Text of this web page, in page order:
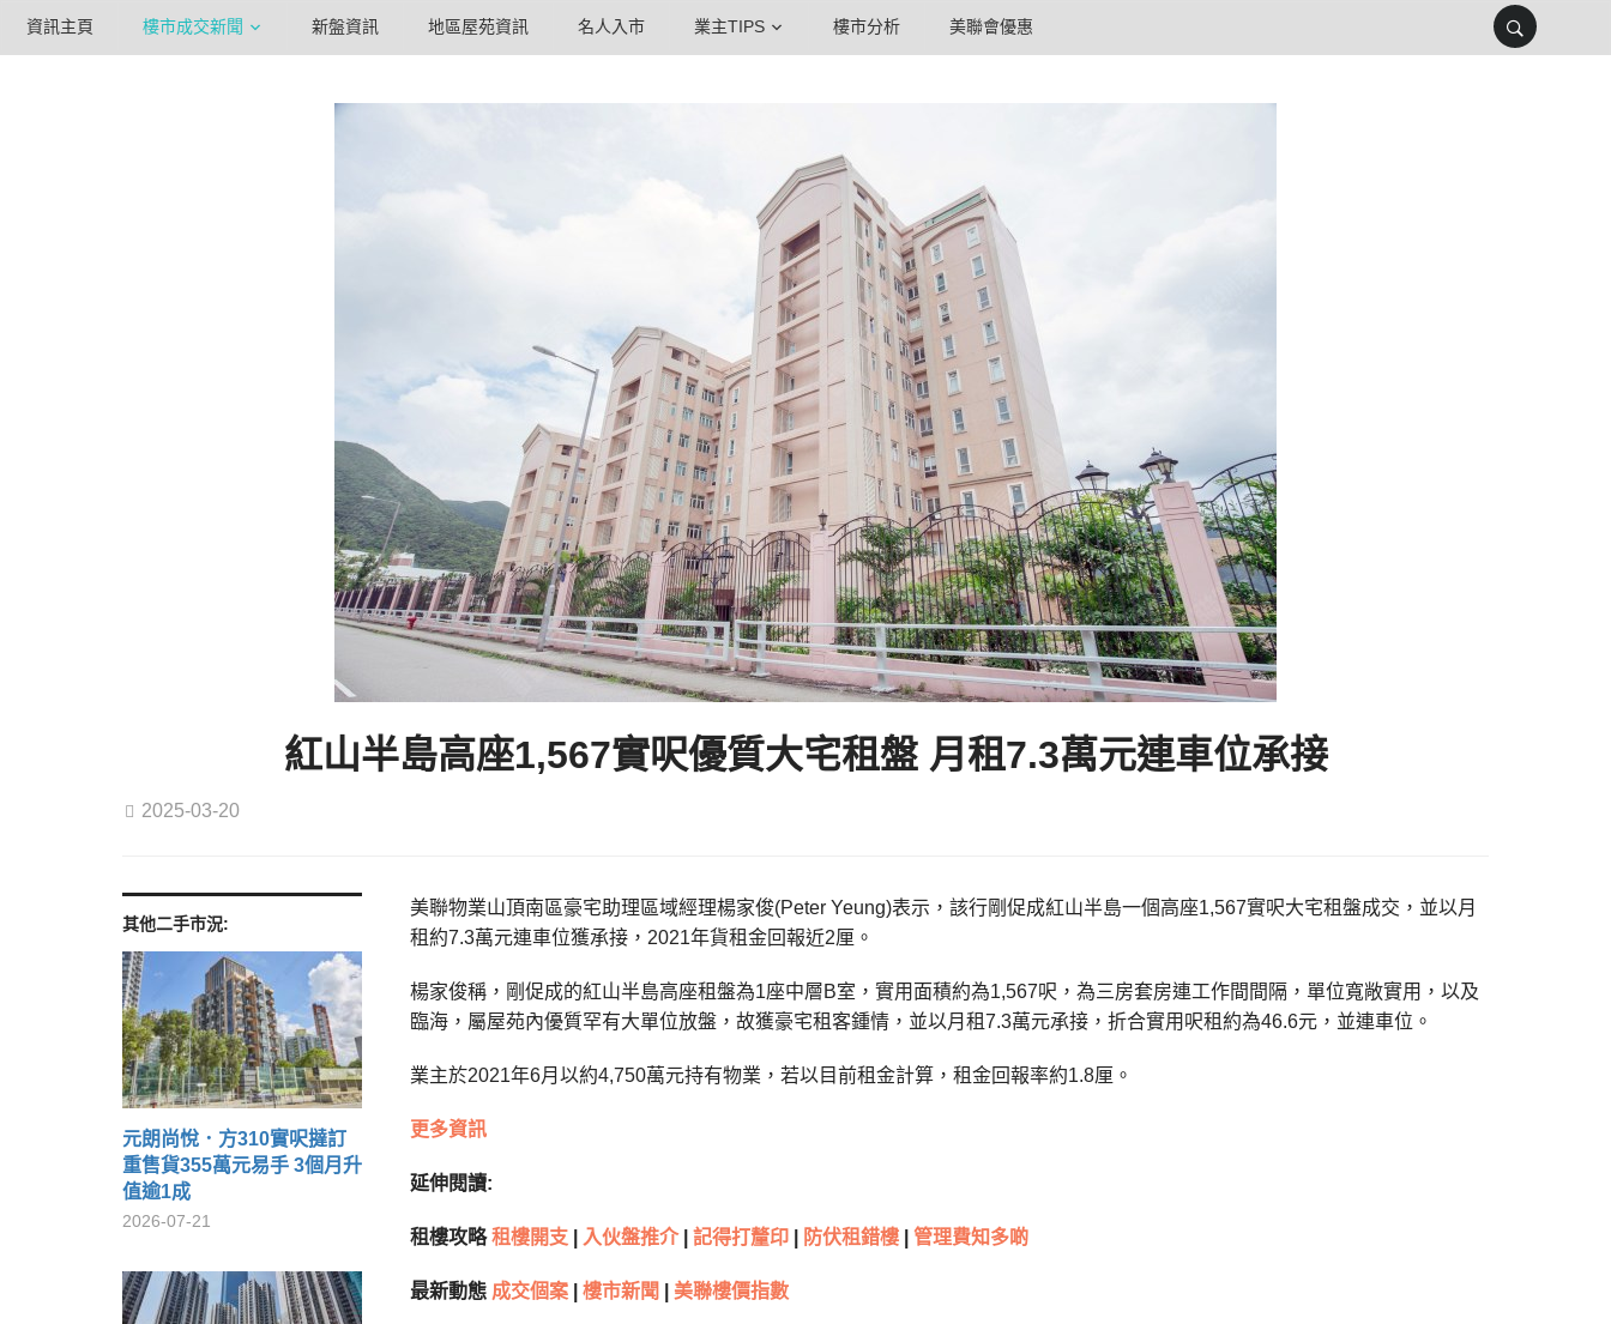
資訊主頁 樓市成交新聞 新盤資訊 地區屋苑資訊 名人入市 業主TIPS 樓市分析 美聯會優惠
紅山半島高座1,567實呎優質大宅租盤 月租7.3萬元連車位承接
2025-03-20
其他二手市況:
元朗尚悅．方310實呎撻訂
重售貨355萬元易手 3個月升
值逾1成
2026-07-21
美聯物業山頂南區豪宅助理區域經理楊家俊(Peter Yeung)表示，該行剛促成紅山半島一個高座1,567實呎大宅租盤成交，並以月
租約7.3萬元連車位獲承接，2021年貨租金回報近2厘。
楊家俊稱，剛促成的紅山半島高座租盤為1座中層B室，實用面積約為1,567呎，為三房套房連工作間間隔，單位寬敞實用，以及
臨海，屬屋苑內優質罕有大單位放盤，故獲豪宅租客鍾情，並以月租7.3萬元承接，折合實用呎租約為46.6元，並連車位。
業主於2021年6月以約4,750萬元持有物業，若以目前租金計算，租金回報率約1.8厘。
更多資訊
延伸閱讀:
租樓攻略租樓開支 入伙盤推介 記得打釐印 防伏租錯樓 管理費知多啲
最新動態 成交個案 樓市新聞 美聯樓價指數